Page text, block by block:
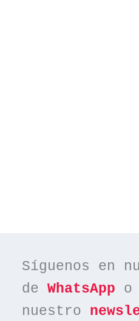
Síguenos en
de WhatsApp o
nuestro